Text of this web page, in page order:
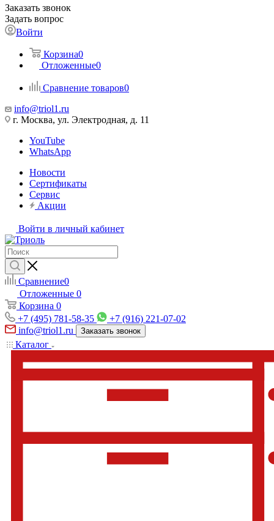
Заказать звонок
Задать вопрос
Войти
Корзина0
Отложенные0
Сравнение товаров0
info@triol1.ru
г. Москва, ул. Электродная, д. 11
YouTube
WhatsApp
Новости
Сертификаты
Сервис
Акции
Войти в личный кабинет
Сравнение0
Отложенные 0
Корзина 0
+7 (495) 781-58-35
+7 (916) 221-07-02
info@triol1.ru
Заказать звонок
Каталог